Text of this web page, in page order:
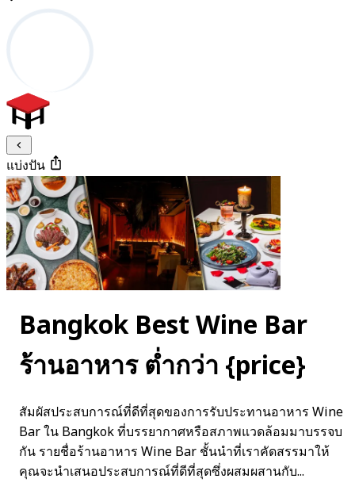
แบ่งปัน
Bangkok Best Wine Bar
ร้านอาหาร ต่ำกว่า {price}
สัมผัสประสบการณ์ที่ดีที่สุดของการรับประทานอาหาร Wine
Bar ใน Bangkok ที่บรรยากาศหรือสภาพแวดล้อมมาบรรจบ
กัน รายชื่อร้านอาหาร Wine Bar ชั้นนำที่เราคัดสรรมาให้
คุณจะนำเสนอประสบการณ์ที่ดีที่สุดซึ่งผสมผสานกับ...